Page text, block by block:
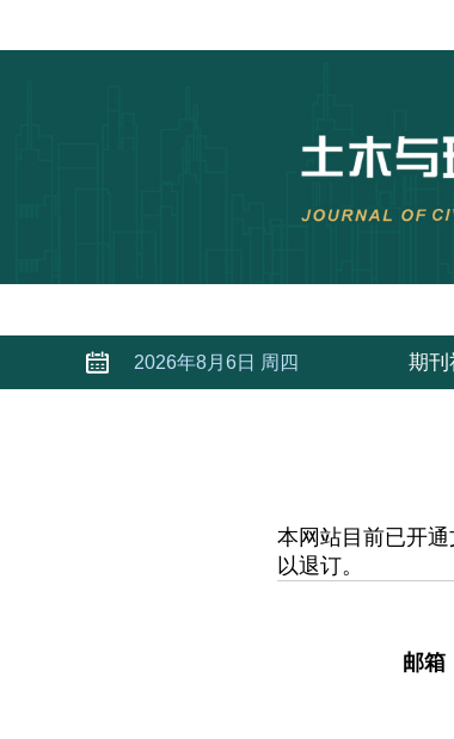
2026年8月6日 周四 期刊
本网站目前已开
以退订。
邮箱